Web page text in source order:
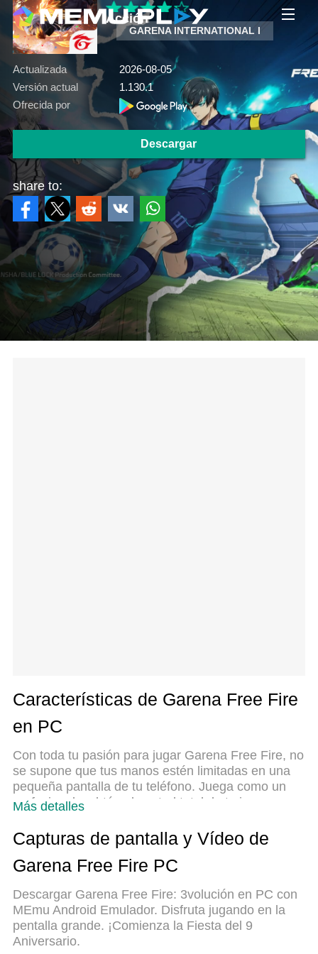
Acción
GARENA INTERNATIONAL I
Actualizada
2026-08-05
Versión actual
1.130.1
Ofrecida por
Descargar
share to:
Características de Garena Free Fire
en PC
Con toda tu pasión para jugar Garena Free Fire, no
se supone que tus manos estén limitadas en una
pequeña pantalla de tu teléfono. Juega como un
profesional y obtén el control total de tu juego con
cosas que espera. Descargar y jugar Garena Free
Fire en PC. Juega todo el tiempo que quieras, sin
más limitaciones de batería, datos móviles y
opción para jugar Garena Free Fire en PC.
Preparado con nuestra experiencia, el exquisito
sistema de keymapping preestablecido convierte a
Garena Free Fire en un verdadero juego de PC.
Más detalles
Capturas de pantalla y Vídeo de
Garena Free Fire PC
Descargar Garena Free Fire: 3volución en PC con
MEmu Android Emulador. Disfruta jugando en la
pentalla grande. ¡Comienza la Fiesta del 9
Aniversario.